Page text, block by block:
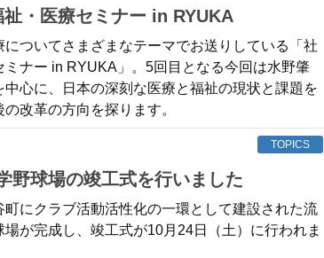
祉・医療セミナー in RYUKA
についてさまざまなテーマでお送りしている「社
ミナー in RYUKA」。5回目となる今回は水野肇
中心に、日本の深刻な医療と福祉の現状と課題を
改革の方向を探ります。
TOPICS
学野球場の竣工式を行いました
町にクラブ活動活性化の一環として建設された流
場が完成し、竣工式が10月24日（土）に行われま